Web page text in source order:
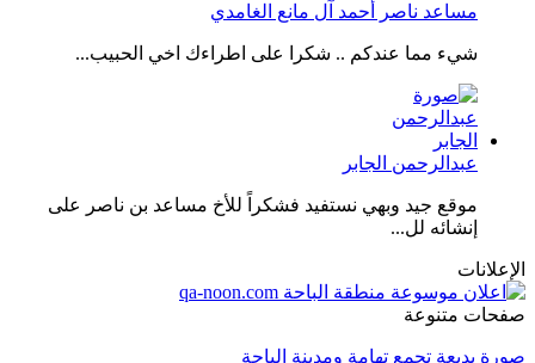
مساعد ناصر أحمد آل مانع الغامدي
شيء مما عندكم .. شكرا على اطراءك اخي الحبيب...
عبدالرحمن الجابر
موقع جيد وبهي نستفيد فشكراً للأخ مساعد بن ناصر على
إنشائه لل...
الإعلانات
صفحات متنوعة
صورة بديعة تجمع تهامة ومدينة الباحة